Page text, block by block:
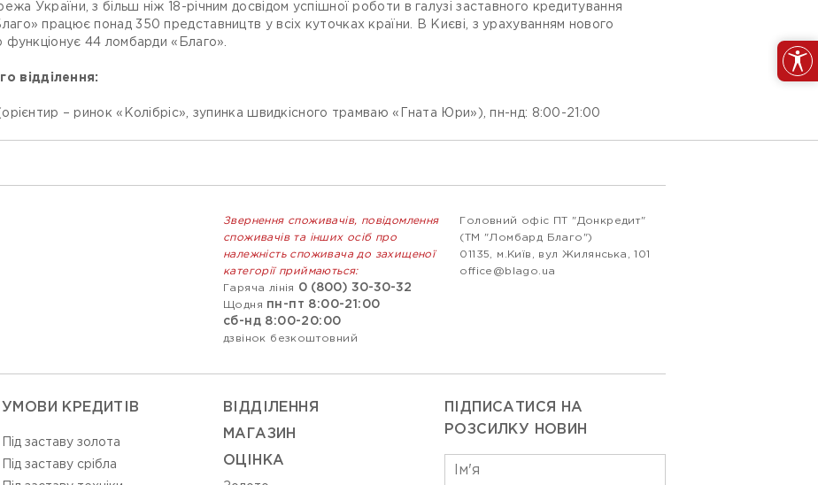
України, з більш ніж 18-річним досвідом успішної роботи в галузі заставного кредитування
працює понад 350 представництв у всіх куточках країни. В Києві, з урахуванням нового
функціонує 44 ломбарди «Благо».
відділення:
– ринок «Колібріс», зупинка швидкісного трамваю «Гната Юри»), пн-нд: 8:00-21:00
Звернення споживачів, повідомлення
споживачів та інших осіб про
належність споживача до захищеної
категорії приймаються:
Гаряча лінія
0 (800) 30-30-32
Щодня пн-пт 8:00-21:00
сб-нд 8:00-20:00
дзвінок безкоштовний
Головний офіс ПТ "Донкредит"
(ТМ "Ломбард Благо")
01135, м.Київ, вул Жилянська, 101
office@blago.ua
УМОВИ КРЕДИТІВ
Під заставу золота
Під заставу срібла
ВIДДIЛЕННЯ
МАГАЗИН
ОЦIНКА
ПІДПИСАТИСЯ НА
РОЗСИЛКУ НОВИН